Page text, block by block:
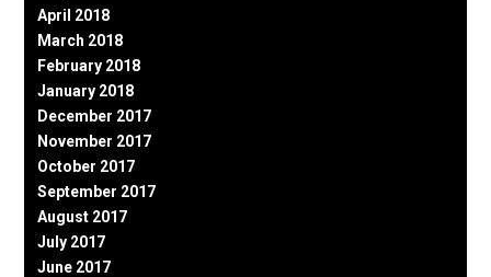
April 2018
March 2018
February 2018
January 2018
December 2017
November 2017
October 2017
September 2017
August 2017
July 2017
June 2017